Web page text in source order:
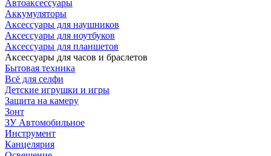
Автоаксессуары
Аккумуляторы
Аксессуары для наушников
Аксессуары для ноутбуков
Аксессуары для планшетов
Аксессуары для часов и браслетов
Бытовая техника
Всё для селфи
Детские игрушки и игры
Защита на камеру
Зонт
ЗУ Автомобильное
Инструмент
Канцелярия